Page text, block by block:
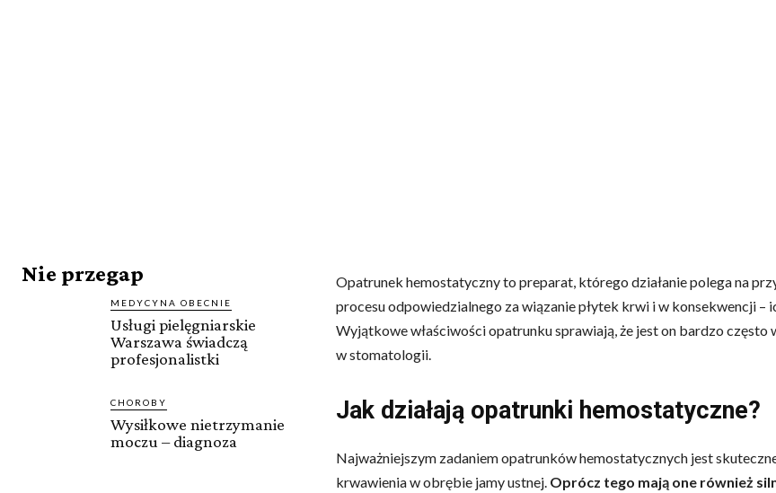
Nie przegap
MEDYCYNA OBECNIE
Usługi pielęgniarskie
Warszawa świadczą
profesjonalistki
CHOROBY
Wysiłkowe nietrzymanie
moczu – diagnoza
Opatrunek hemostatyczny to preparat, którego działanie polega na
procesu odpowiedzialnego za wiązanie płytek krwi i w konsekwencji –
Wyjątkowe właściwości opatrunku sprawiają, że jest on bardzo
w stomatologii.
Jak działają opatrunki hemostatyczne?
Najważniejszym zadaniem opatrunków hemostatycznych jest
krwawienia w obrębie jamy ustnej. Oprócz tego mają one również